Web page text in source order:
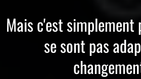
Mais c'est simplement
se sont pas